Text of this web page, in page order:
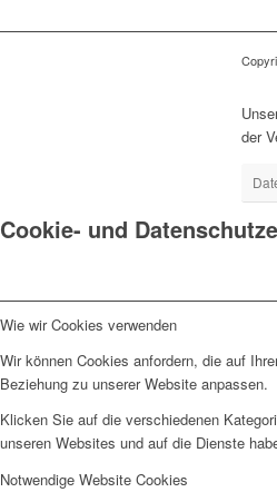
der
Cookie- und
Wie wir Cookies verwenden
Wir können Cookies anfordern, die auf
Beziehung zu unserer Website anpassen.
Klicken Sie auf die verschiedenen
unseren Websites und auf die Dienste
Notwendige Website Cookies